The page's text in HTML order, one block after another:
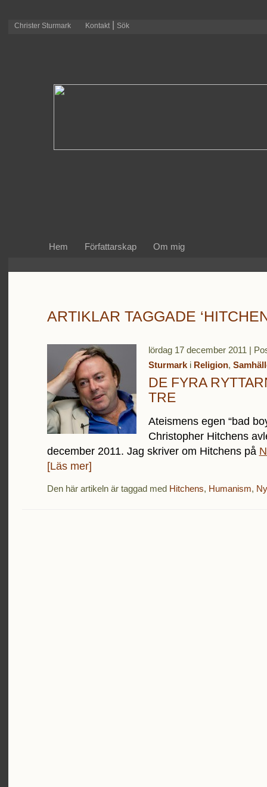
Christer Sturmark Kontakt| Sök
Hem Författarskap Om mig
ARTIKLAR TAGGADE
lördag 17 december 2011 |
Sturmarki Religion,
DE FYRA
TRE
Ateismens egen “bad
Christopher Hitchens
december 2011. Jag skriver om Hitchens på
[Läs mer]
Den här artikeln är taggad med Hitchens, Humanism,